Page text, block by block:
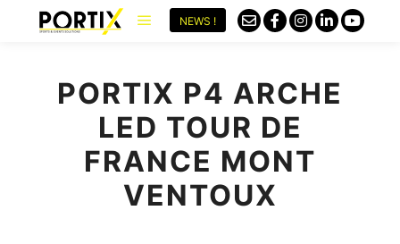
NEWS !
PORTIX P4 ARCHE
LED TOUR DE
FRANCE MONT
VENTOUX